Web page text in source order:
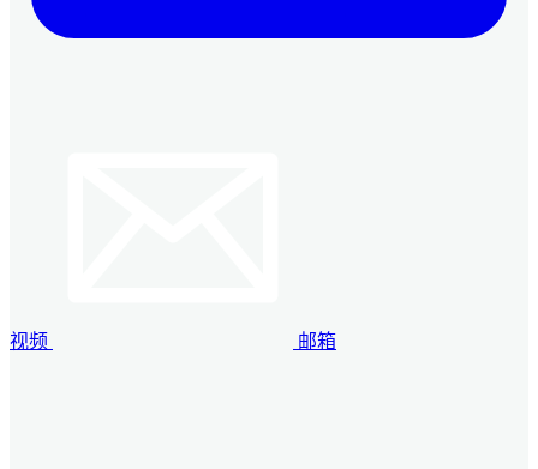
视频 邮箱